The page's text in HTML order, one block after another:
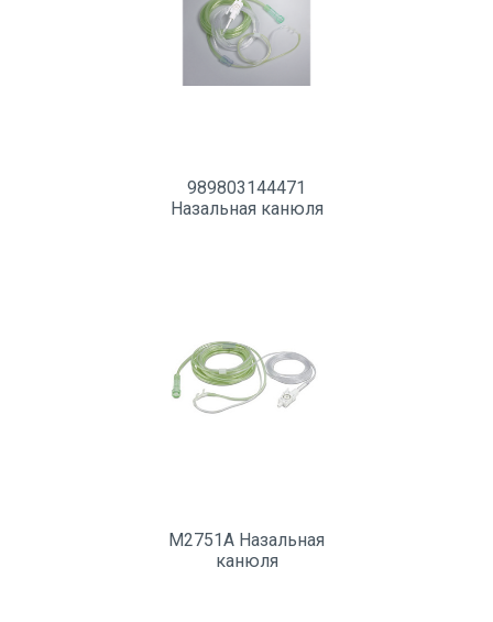
989803144471
Назальная канюля
M2751A Назальная
канюля